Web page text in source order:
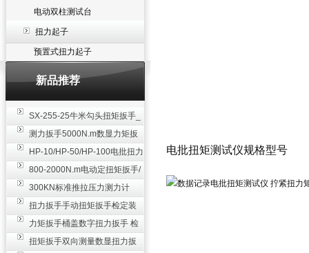
电动双柱测试台
扭力起子
预置式扭力起子
新品推荐
SX-255-25牛米勾头扭矩扳手_
螺栓紧固扭力扳手
测力扳手5000N.m数显力矩扳
手 非标扭力扳手工业级
HP-10/HP-50/HP-100电批扭力
测试仪,测量仪
800-2000N.m电动定扭矩扳手/
扭矩电动扳手
300KN标准推拉压力测力计
_0.3级数显压力仪
扭力扳手手动扭矩扳手检定装
置 50-100N扳手测量仪器
力矩扳手桶盖数字扭力扳手 检
测瓶盖拧紧扭矩工具
扭矩扳手双向测量数显扭力扳
电批扭矩测试仪规格型号